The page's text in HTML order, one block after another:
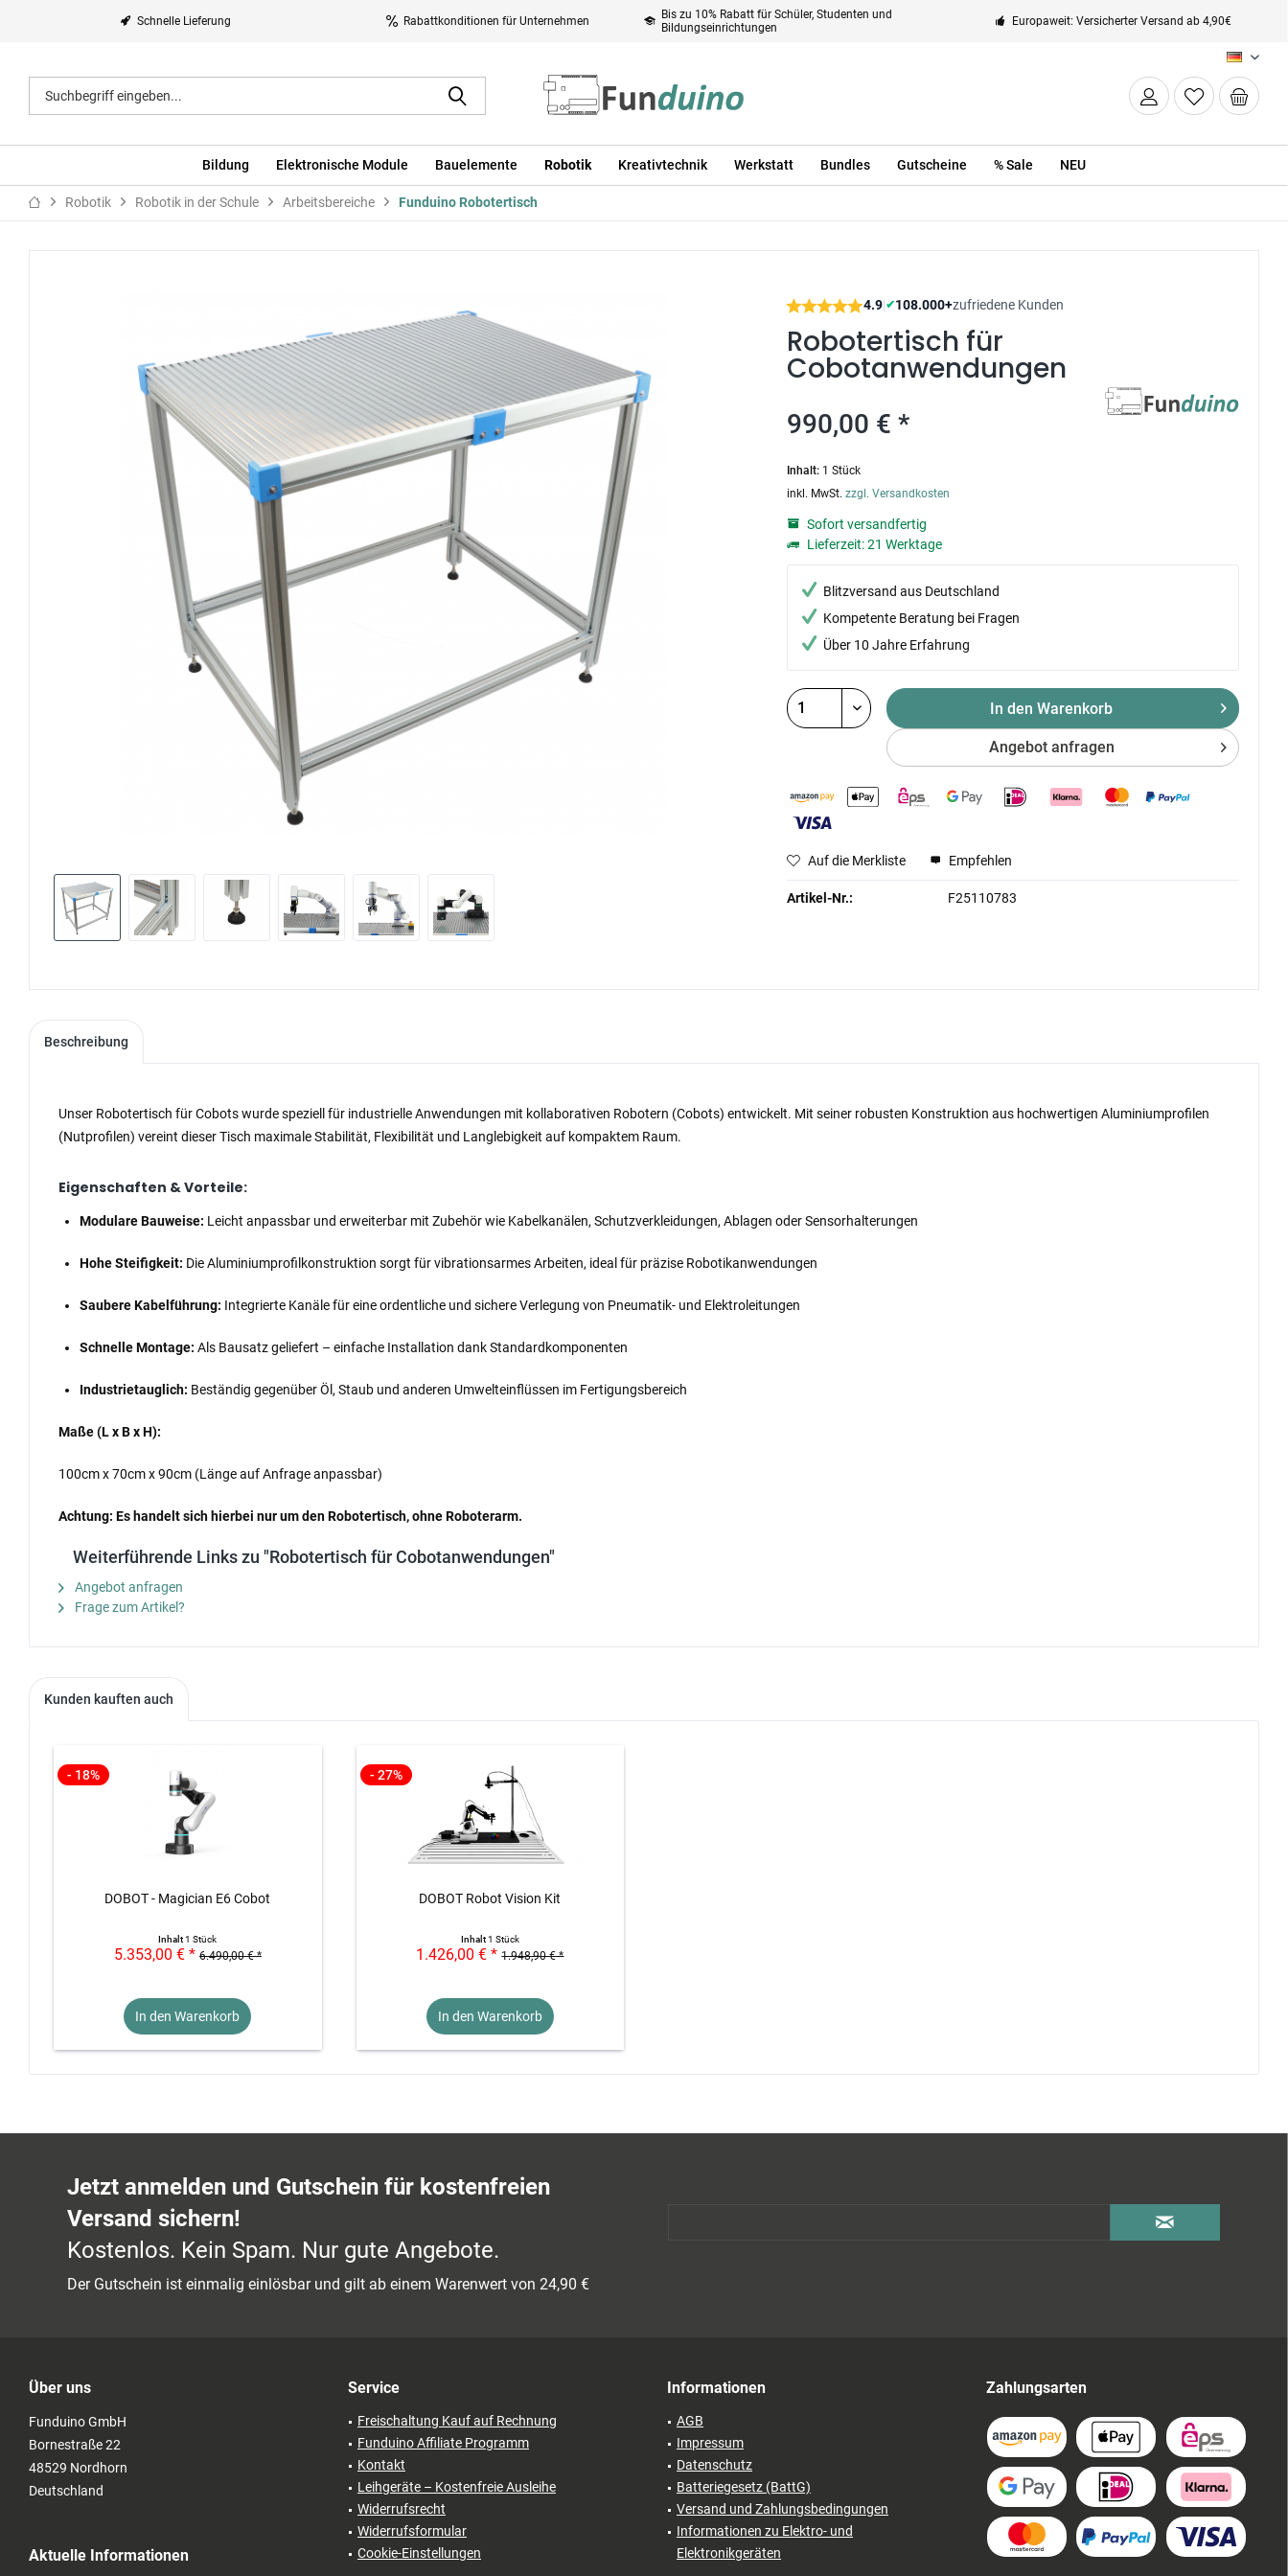
Schnelle Lieferung Rabattkonditionen für Unternehmen
Bis zu 10% Rabatt für Schüler, Studenten und
Bildungseinrichtungen
Europaweit: Versicherter Versand ab 4,90€
DE
Bildung Elektronische Module Bauelemente Robotik Kreativtechnik Werkstatt Bundles Gutscheine % Sale NEU
Robotik Robotik in der Schule Arbeitsbereiche Funduino Robotertisch
4.9|✔108.000+zufriedene Kunden
Robotertisch für
Cobotanwendungen
990,00 € *
Inhalt: 1 Stück
inkl. MwSt.zzgl. Versandkosten
Sofort versandfertig
Lieferzeit: 21 Werktage
Blitzversand aus Deutschland
Kompetente Beratung bei Fragen
Über 10 Jahre Erfahrung
In den Warenkorb
Angebot anfragen
Auf die Merkliste Empfehlen
Artikel-Nr.: F25110783
Beschreibung
Unser Robotertisch für Cobots wurde speziell für industrielle Anwendungen mit kollaborativen Robotern (Cobots) entwickelt. Mit seiner robusten Konstruktion aus hochwertigen Aluminiumprofilen
(Nutprofilen) vereint dieser Tisch maximale Stabilität, Flexibilität und Langlebigkeit auf kompaktem Raum.
Eigenschaften & Vorteile:
Modulare Bauweise: Leicht anpassbar und erweiterbar mit Zubehör wie Kabelkanälen, Schutzverkleidungen, Ablagen oder Sensorhalterungen
Hohe Steifigkeit: Die Aluminiumprofilkonstruktion sorgt für vibrationsarmes Arbeiten, ideal für präzise Robotikanwendungen
Saubere Kabelführung: Integrierte Kanäle für eine ordentliche und sichere Verlegung von Pneumatik- und Elektroleitungen
Schnelle Montage: Als Bausatz geliefert – einfache Installation dank Standardkomponenten
Industrietauglich: Beständig gegenüber Öl, Staub und anderen Umwelteinflüssen im Fertigungsbereich
Maße (L x B x H):
100cm x 70cm x 90cm (Länge auf Anfrage anpassbar)
Achtung: Es handelt sich hierbei nur um den Robotertisch, ohne Roboterarm.
Weiterführende Links zu "Robotertisch für Cobotanwendungen"
Angebot anfragen
Frage zum Artikel?
Kunden kauften auch
- 18%
DOBOT - Magician E6 Cobot
Inhalt1 Stück
5.353,00 € * 6.490,00 € *
In den Warenkorb
- 27%
DOBOT Robot Vision Kit
Inhalt1 Stück
1.426,00 € * 1.948,90 € *
In den Warenkorb
Jetzt anmelden und Gutschein für kostenfreien
Versand sichern!
Kostenlos. Kein Spam. Nur gute Angebote.
Der Gutschein ist einmalig einlösbar und gilt ab einem Warenwert von 24,90 €
Über uns
Funduino GmbH
Bornestraße 22
48529 Nordhorn
Deutschland
Aktuelle Informationen
Service
Freischaltung Kauf auf Rechnung
Funduino Affiliate Programm
Kontakt
Leihgeräte – Kostenfreie Ausleihe
Widerrufsrecht
Widerrufsformular
Cookie-Einstellungen
Informationen
AGB
Impressum
Datenschutz
Batteriegesetz (BattG)
Versand und Zahlungsbedingungen
Informationen zu Elektro- und
Elektronikgeräten
Zahlungsarten